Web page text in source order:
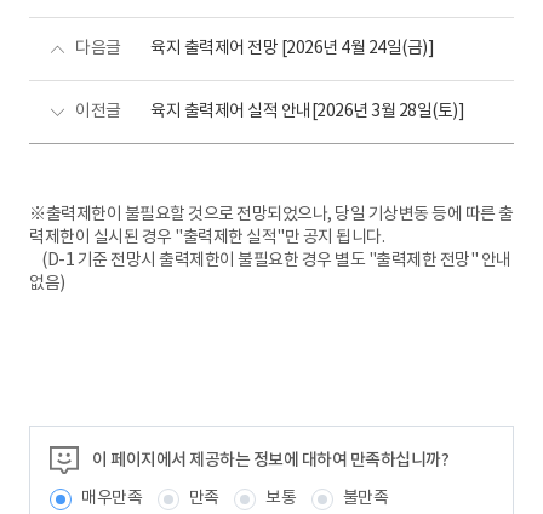
다음글 육지 출력제어 전망 [2026년 4월 24일(금)]
이전글 육지 출력제어 실적 안내[2026년 3월 28일(토)]
※출력제한이 불필요할 것으로 전망되었으나, 당일 기상변동 등에 따른 출
력제한이 실시된 경우 "출력제한 실적"만 공지 됩니다.
(D-1 기준 전망시 출력제한이 불필요한 경우 별도 "출력제한 전망" 안내
없음)
이 페이지에서 제공하는 정보에 대하여 만족하십니까?
매우만족
만족 보통
불만족